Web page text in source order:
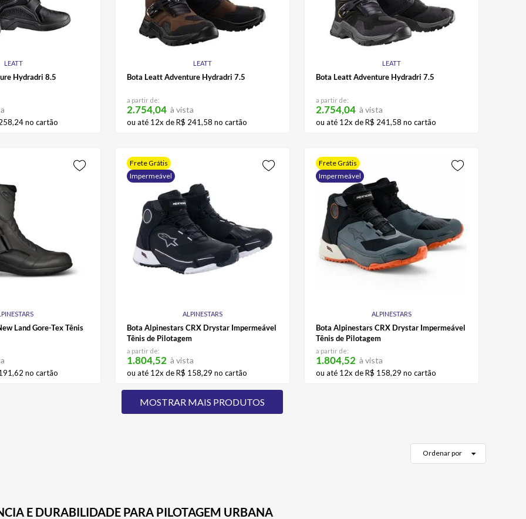
LEATT
Hydradri 8.5
,24no cartão
LEATT
Bota Leatt Adventure Hydradri 7.5
a partir de:
2.754,04 à vista
ou até 12x deR$ 241,58 no cartão
LEATT
Bota Leatt Adventure Hydradri 7.5
a partir de:
2.754,04 à vista
ou até 12x deR$ 241,58 no cartão
Land Gore-Tex Tênis
,62 no cartão
Frete Grátis
Impermeável
ALPINESTARS
Bota Alpinestars CRX Drystar Impermeável
Tênis de Pilotagem
a partir de:
1.804,52 à vista
ou até 12x deR$ 158,29 no cartão
Frete Grátis
Impermeável
ALPINESTARS
Bota Alpinestars CRX Drystar Impermeável
Tênis de Pilotagem
a partir de:
1.804,52 à vista
ou até 12x deR$ 158,29 no cartão
Ordenar por
E DURABILIDADE PARA PILOTAGEM URBANA